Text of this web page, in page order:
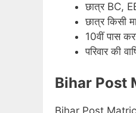
छात्र BC,
छात्र किसी
10वीं पास
परिवार की
Bihar Post
Bihar Post